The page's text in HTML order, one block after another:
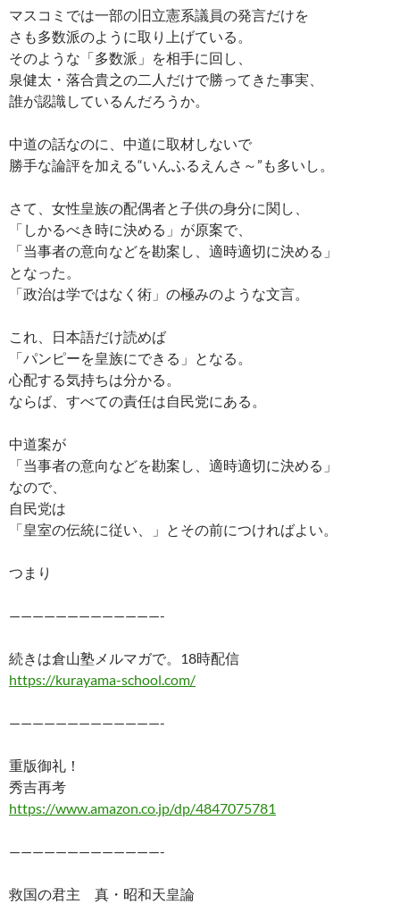
マスコミでは一部の旧立憲系議員の発言だけを
さも多数派のように取り上げている。
そのような「多数派」を相手に回し、
泉健太・落合貴之の二人だけで勝ってきた事実、
誰が認識しているんだろうか。
中道の話なのに、中道に取材しないで
勝手な論評を加える“いんふるえんさ～”も多いし。
さて、女性皇族の配偶者と子供の身分に関し、
「しかるべき時に決める」が原案で、
「当事者の意向などを勘案し、適時適切に決める」
となった。
「政治は学ではなく術」の極みのような文言。
これ、日本語だけ読めば
「パンピーを皇族にできる」となる。
心配する気持ちは分かる。
ならば、すべての責任は自民党にある。
中道案が
「当事者の意向などを勘案し、適時適切に決める」
なので、
自民党は
「皇室の伝統に従い、」とその前につければよい。
つまり
—————————————-
続きは倉山塾メルマガで。18時配信
https://kurayama-school.com/
—————————————-
重版御礼！
秀吉再考
https://www.amazon.co.jp/dp/4847075781
—————————————-
救国の君主 真・昭和天皇論